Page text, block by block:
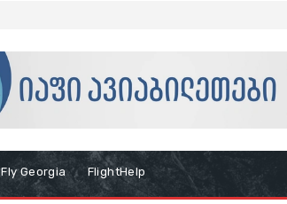
Fly Georgia FlightHelp